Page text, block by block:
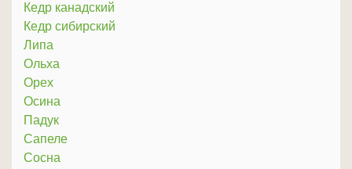
Кедр канадский
Кедр сибирский
Липа
Ольха
Орех
Осина
Падук
Сапеле
Сосна